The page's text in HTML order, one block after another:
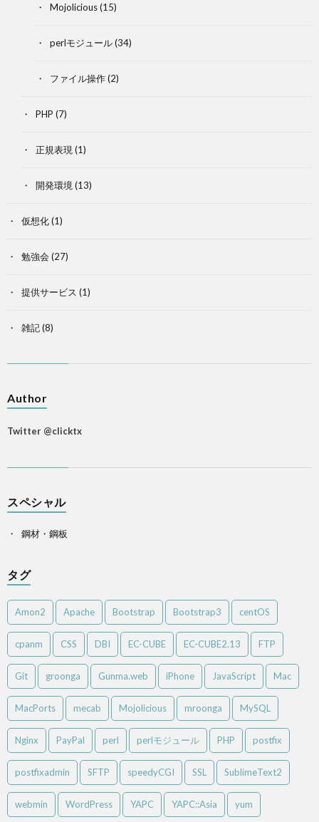
Mojolicious(15)
perlモジュール(34)
ファイル操作(2)
PHP (7)
正規表現 (1)
開発環境 (13)
仮想化(1)
勉強会 (27)
提供サービス (1)
雑記(8)
Author
Twitter @clicktx
スペシャル
鋼材・鋼板
タグ
Amon2 Apache Bootstrap Bootstrap3 centOS
cpanm CSS DBI EC-CUBE EC-CUBE2.13 FTP
Git groonga Gunma.web iPhone JavaScript Mac
MacPorts mecab Mojolicious mroonga MySQL
Nginx PayPal perl perlモジュール PHP postfix
postfixadmin SFTP speedyCGI SSL SublimeText2
webmin WordPress YAPC YAPC::Asia yum